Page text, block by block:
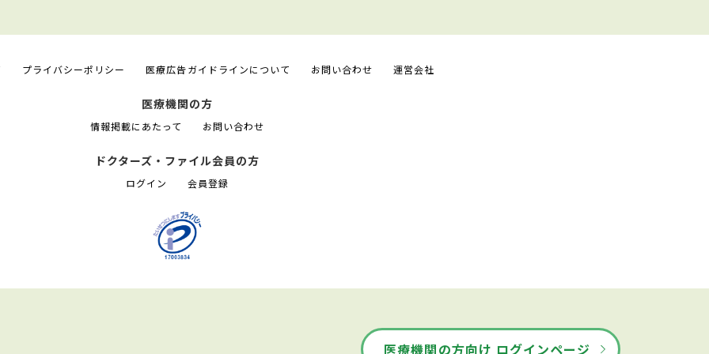
プライバシーポリシー 医療広告ガイドラインについて お問い合わせ 運営会社
医療機関の方
情報掲載にあたって お問い合わせ
ドクターズ・ファイル会員の方
ログイン 会員登録
医療機関の方向け ログインページ